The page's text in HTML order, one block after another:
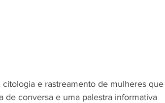
e rastreamento de mulheres que
de conversa e uma palestra informativa